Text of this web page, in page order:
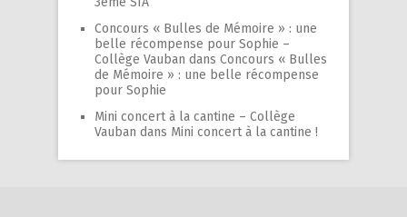
Concours « Bulles de Mémoire » : une
belle récompense pour Sophie –
Collège Vauban dans Concours « Bulles
de Mémoire » : une belle récompense
pour Sophie
Mini concert à la cantine – Collège
Vauban dans Mini concert à la cantine !